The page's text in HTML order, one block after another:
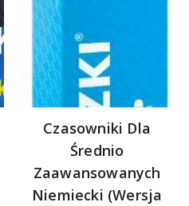
Czasowniki Dla
Średnio
Zaawansowanych
Niemiecki (Wersja